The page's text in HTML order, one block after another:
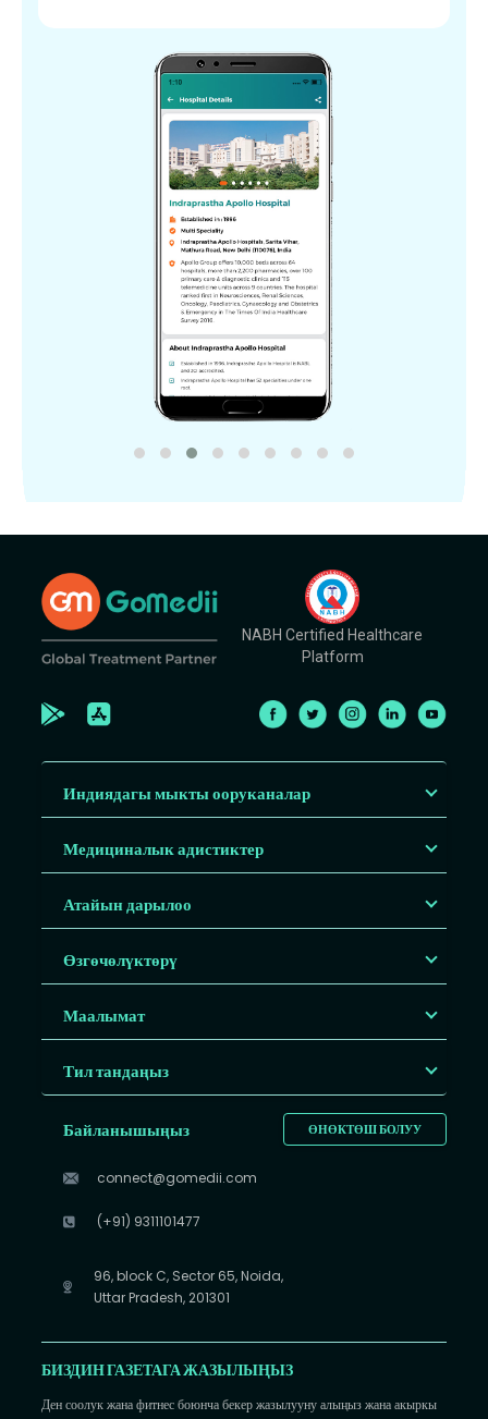
NABH Certified Healthcare
Platform
Индиядагы мыкты ооруканалар
Медициналык адистиктер
Атайын дарылоо
Өзгөчөлүктөрү
Маалымат
Тил тандаңыз
ӨНӨКТӨШ БОЛУУ
Байланышыңыз
connect@gomedii.com
(+91) 9311101477
96, block C, Sector 65, Noida,
Uttar Pradesh, 201301
БИЗДИН ГАЗЕТАГА ЖАЗЫЛЫҢЫЗ
Ден соолук жана фитнес боюнча бекер жазылууну алыңыз жана акыркы